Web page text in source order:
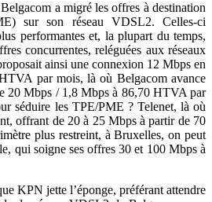
a migré les offres à destination
sur son réseau VDSL2. Celles-ci
performantes et, la plupart du temps,
concurrentes, reléguées aux réseaux
ainsi une connexion 12 Mbps en
par mois, là où Belgacom avance
20 Mbps / 1,8 Mbps à 86,70 HTVA par
séduire les TPE/PME ? Telenet, là où
offrant de 20 à 25 Mbps à partir de 70
plus restreint, à Bruxelles, on peut
qui soigne ses offres 30 et 100 Mbps à
KPN jette l’éponge, préférant attendre